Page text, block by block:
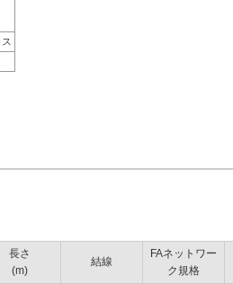
長さ
(m)
結線
FAネットワー
ク規格